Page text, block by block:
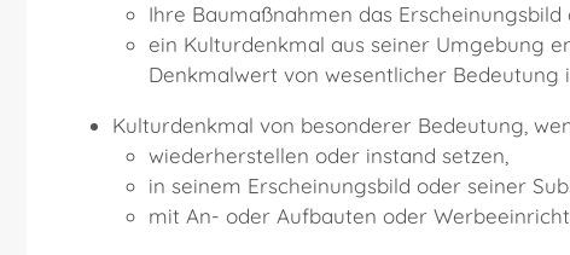
Ihre Baumaßnahmen das
ein Kulturdenkmal aus seiner Umgebung
Denkmalwert von wesentlicher Bedeutung
Kulturdenkmal von besonderer Bedeutung,
wiederherstellen oder instand setzen,
in seinem Erscheinungsbild oder seiner
mit An- oder Aufbauten oder